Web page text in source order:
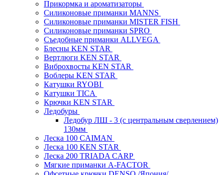
Прикормка и ароматизаторы
Силиконовые приманки MANNS
Силиконовые приманки MISTER FISH
Силиконовые приманки SPRO
Съедобные приманки ALLVEGA
Блесны KEN STAR
Вертлюги KEN STAR
Виброхвосты KEN STAR
Воблеры KEN STAR
Катушки RYOBI
Катушки TICA
Крючки KEN STAR
Ледобуры
Ледобур ЛШ - 3 (с центральным сверлением)
130мм
Леска 100 CAIMAN
Леска 100 KEN STAR
Леска 200 TRIADA CARP
Мягкие приманки A-FACTOR